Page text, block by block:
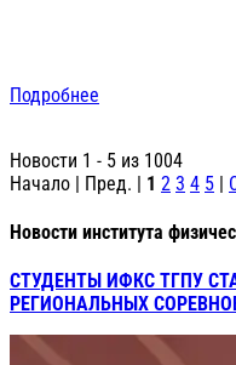
Подробнее
Новости 1 - 5 из 1004
Начало | Пред. | 1 2 3 4 5 |
Новости института
СТУДЕНТЫ ИФКС ТГПУ
РЕГИОНАЛЬНЫХ